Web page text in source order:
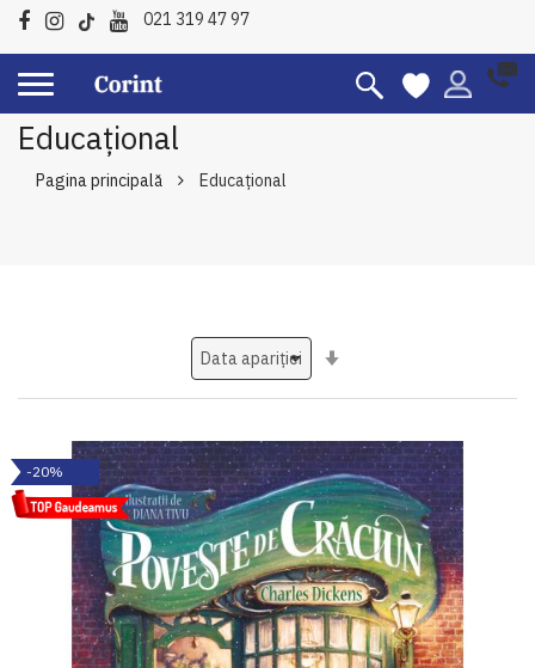
021 319 47 97
Educațional
Pagina principală Educațional
-20%